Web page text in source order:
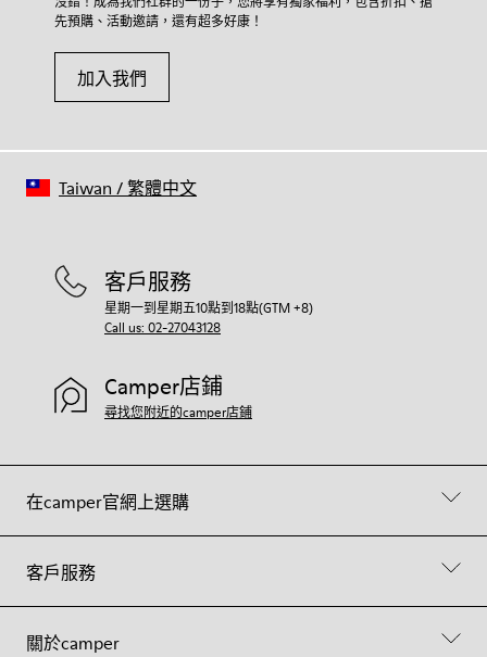
先預購、活動邀請，還有超多好康！
加入我們
在camper官網上選購
客戶服務
關於camper
客戶服務
星期一到星期五10點到18點(GTM +8)
Call us: 02-27043128
Camper店鋪
尋找您附近的camper店鋪
Taiwan /繁體中文